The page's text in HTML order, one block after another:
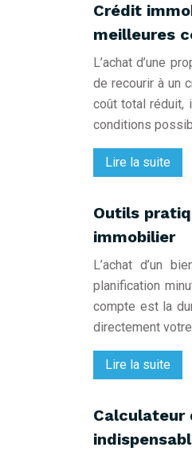
Crédit
meilleures
L’achat d’une
de recourir à un
coût total réduit,
conditions
Lire la suite
Outils
immobilier
L’achat d’un
planification
compte est la
directement
Lire la suite
Calculateur